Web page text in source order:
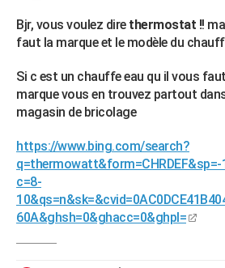
Bjr, vous voulez direthermostat !!
faut la marque et le modèle du
Si c est un chauffe eau qu il vous
marque vous en trouvez partout
magasin de bricolage
https://www.bing.com/search?
c=8-
60A&ghsh=0&ghacc=0&ghpl=